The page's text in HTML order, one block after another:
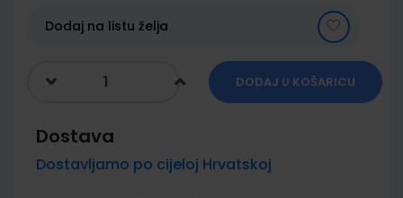
galleryDodaj na listu želja
DODAJ U KOŠARICU
Dostava
Dostavljamo po cijeloj Hrvatskoj